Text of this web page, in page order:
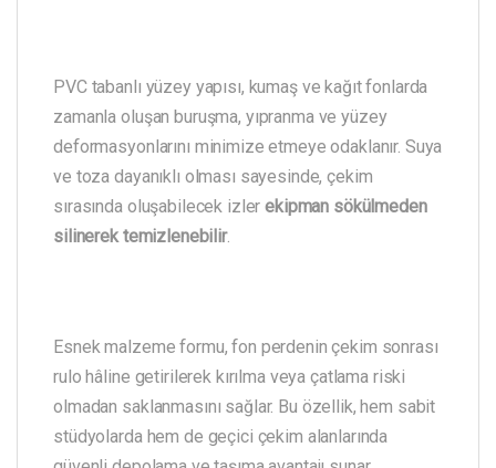
PVC tabanlı yüzey yapısı, kumaş ve kağıt fonlarda
zamanla oluşan buruşma, yıpranma ve yüzey
deformasyonlarını minimize etmeye odaklanır. Suya
ve toza dayanıklı olması sayesinde, çekim
sırasında oluşabilecek izlerekipman sökülmeden
silinerek temizlenebilir.
Esnek malzeme formu, fon perdenin çekim sonrası
rulo hâline getirilerek kırılma veya çatlama riski
olmadan saklanmasını sağlar. Bu özellik, hem sabit
stüdyolarda hem de geçici çekim alanlarında